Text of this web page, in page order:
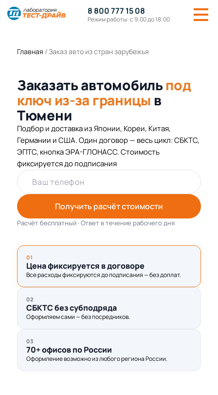
8 800 777 15 08
Режим работы: с 9:00 до 18:00
Главная /Заказ авто из стран зарубежья
Заказать автомобиль под
ключ из-за границы в
Тюмени
Подбор и доставка из Японии, Кореи, Китая,
Германии и США. Один договор — весь цикл: СБКТС,
ЭПТС, кнопка ЭРА-ГЛОНАСС. Стоимость
фиксируется до подписания
Ваш телефон
Получить расчёт стоимости
Расчёт бесплатный · Ответ в течение рабочего дня
01
Цена фиксируется в договоре
Все расходы фиксируются до подписания — без доплат.
02
СБКТС без субподряда
Оформляем сами — без посредников.
03
70+ офисов по России
Оформление возможно из любого региона России.